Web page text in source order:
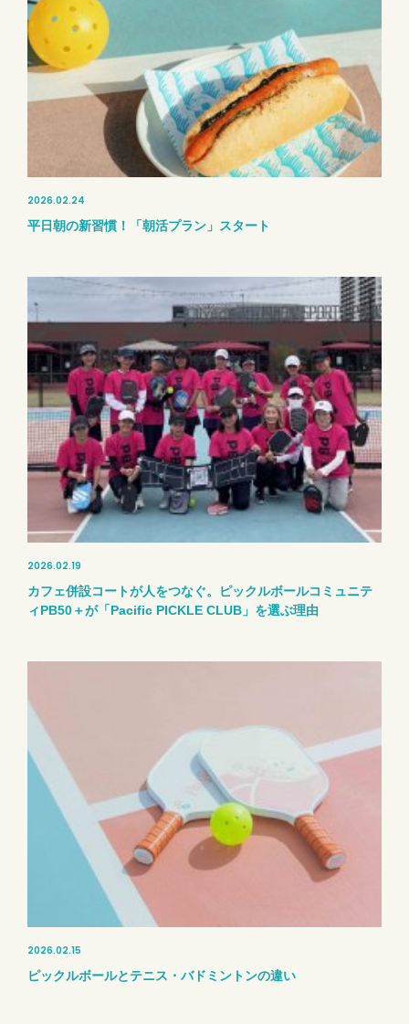
2026.02.24
平日朝の新習慣！「朝活プラン」スタート
2026.02.19
カフェ併設コートが人をつなぐ。ピックルボールコミュニテ
ィPB50＋が「Pacific PICKLE CLUB」を選ぶ理由
2026.02.15
ピックルボールとテニス・バドミントンの違い